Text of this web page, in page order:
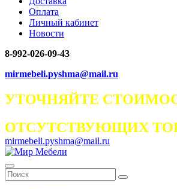
Оплата
Личный кабинет
Новости
8-992-026-09-43
mirmebeli.pyshma@mail.ru
УТОЧНЯЙТЕ
ОТСУТСТВУЮЩИХ
mirmebeli.pyshma@mail.ru